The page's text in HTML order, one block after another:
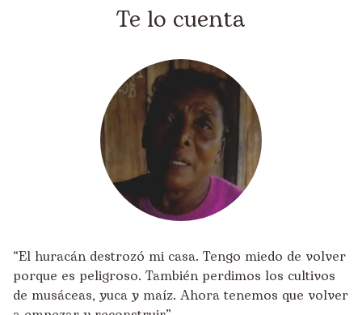
Te lo cuenta
“El huracán destrozó mi casa. Tengo miedo de volver
porque es peligroso. También perdimos los cultivos
de musáceas, yuca y maíz. Ahora tenemos que volver